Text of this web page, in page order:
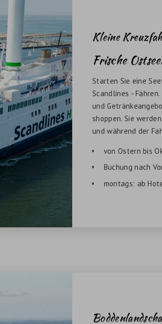
Kleine
Frische
Starten Sie eine
Scandlines -
und
shoppen. Sie
und während der
von Ostern bis
Buchung nach
montags: ab